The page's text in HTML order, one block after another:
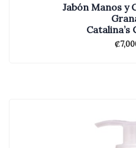
Jabón Manos y
Catalina’s
₡